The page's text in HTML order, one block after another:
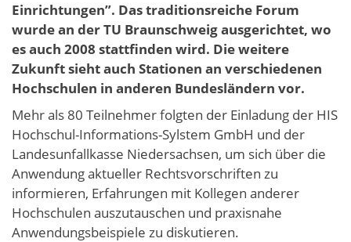
Einrichtungen”. Das traditionsreiche Forum
wurde an der TU Braunschweig ausgerichtet, wo
es auch 2008 stattfinden wird. Die weitere
Zukunft sieht auch Stationen an verschiedenen
Hochschulen in anderen Bundesländern vor.
Mehr als 80 Teilnehmer folgten der Einladung der HIS
Hochschul-Informations-Sylstem GmbH und der
Landesunfallkasse Niedersachsen, um sich über die
Anwendung aktueller Rechtsvorschriften zu
informieren, Erfahrungen mit Kollegen anderer
Hochschulen auszutauschen und praxisnahe
Anwendungsbeispiele zu diskutieren.